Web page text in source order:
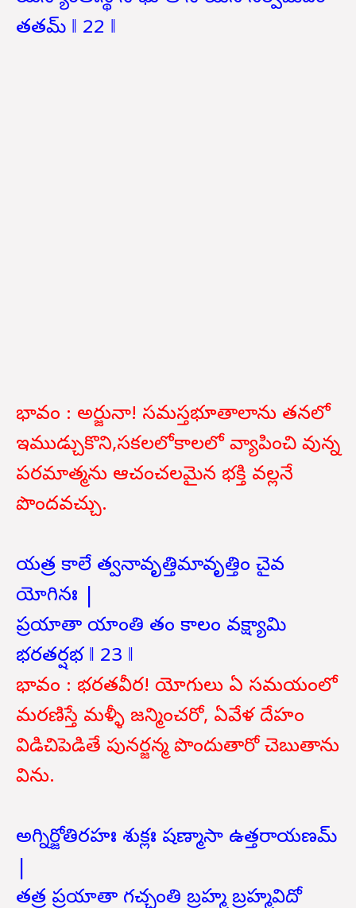
తతమ్ ‖ 22 ‖
భావం : అర్జునా! సమస్తభూతాలాను తనలో
ఇముడ్చుకొని,సకలలోకాలలో వ్యాపించి వున్న
పరమాత్మను ఆచంచలమైన భక్తి వల్లనే
పొందవచ్చు.
యత్ర కాలే త్వనావృత్తిమావృత్తిం చైవ
యోగినః |
ప్రయాతా యాంతి తం కాలం వక్ష్యామి
భరతర్షభ ‖ 23 ‖
భావం : భరతవీర! యోగులు ఏ సమయంలో
మరణిస్తే మళ్ళీ జన్మించరో, ఏవేళ దేహం
విడిచిపెడితే పునర్జన్మ పొందుతారో చెబుతాను
విను.
అగ్నిర్జోతిరహః శుక్లః షణ్మాసా ఉత్తరాయణమ్
తత్ర ప్రయాతా గచ్ఛంతి బ్రహ్మ బ్రహ్మవిదో